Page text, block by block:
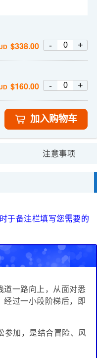
$338.00 - +
$160.00 - +
加入购物车
注意事项
于备注栏填写您需要的
道一路向上，从面对悉
过一小段阶梯后，即
参加，是结合冒险、风